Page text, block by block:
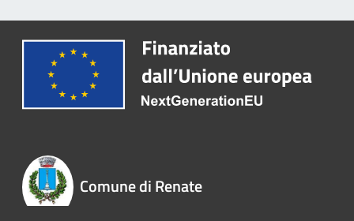
Comune di Renate